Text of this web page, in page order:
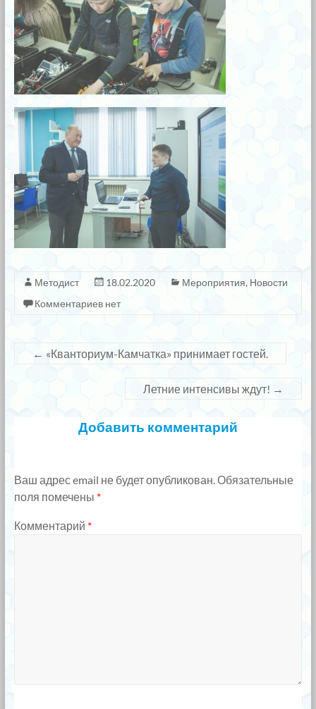
Методист 18.02.2020 Мероприятия, Новости
Комментариев нет
← «Кванториум-Камчатка» принимает гостей.
Летние интенсивы ждут! →
Добавить комментарий
Ваш адрес email не будет опубликован. Обязательные
поля помечены *
Комментарий *